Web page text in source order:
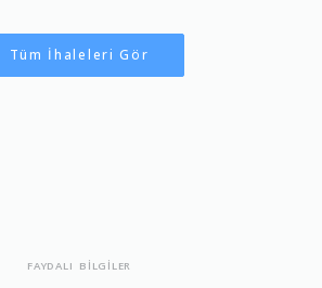
Tüm İhaleleri Gör
FAYDALI BİLGİLER